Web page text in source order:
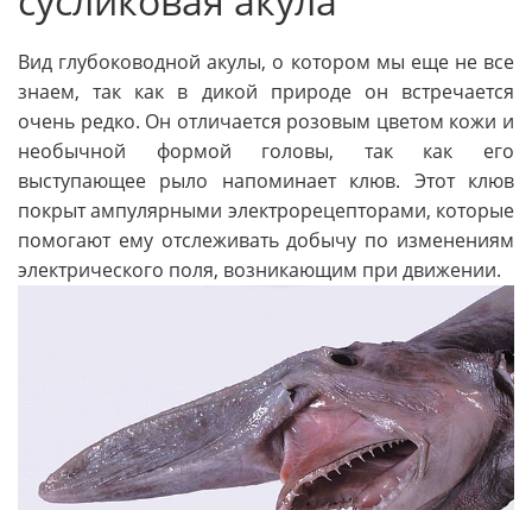
Вид глубоководной акулы, о котором мы еще не все
знаем, так как в дикой природе он встречается
очень редко. Он отличается розовым цветом кожи и
необычной формой головы, так как его
выступающее рыло напоминает клюв. Этот клюв
покрыт ампулярными электрорецепторами, которые
помогают ему отслеживать добычу по изменениям
электрического поля, возникающим при движении.